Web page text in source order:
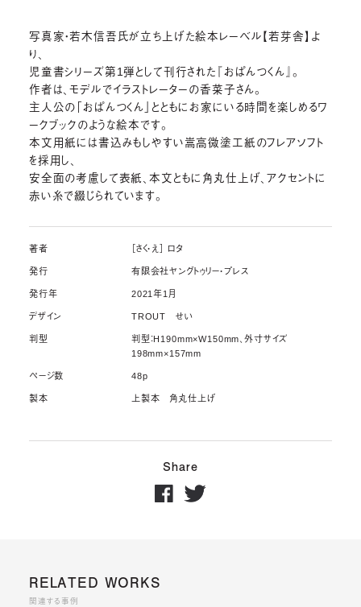
写真家・若木信吾氏が立ち上げた絵本レーベル【若芽舎】よ
り、
児童書シリーズ第1弾として刊行された『おぱんつくん』。
作者は、モデルでイラストレーターの香菜子さん。
主人公の「おぱんつくん」とともにお家にいる時間を楽しめるワ
ークブックのような絵本です。
本文用紙には書込みもしやすい嵩高微塗工紙のフレアソフト
を採用し、
安全面の考慮して表紙、本文ともに角丸仕上げ、アクセントに
赤い糸で綴じられています。
著者 ［さく・え］ ロタ
発行 有限会社ヤングトゥリー・プレス
発行年 2021年1月
デザイン TROUT せい
判型
判型：H190mm×W150mm、外寸サイズ
198mm×157mm
ページ数 48p
製本 上製本 角丸仕上げ
Share
RELATED WORKS
関連する事例